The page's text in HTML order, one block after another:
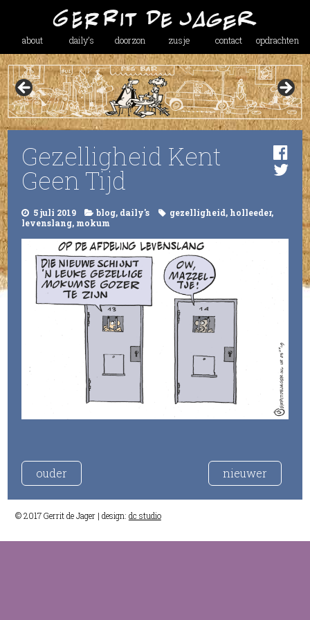
about daily’s doorzon zusje contact opdrachten
Gezelligheid Kent
Geen Tijd
5 juli 2019 blog, daily's gezelligheid, holleeder,
levenslang, mokum
ouder nieuwer
© 2017 Gerrit de Jager | design: dc studio